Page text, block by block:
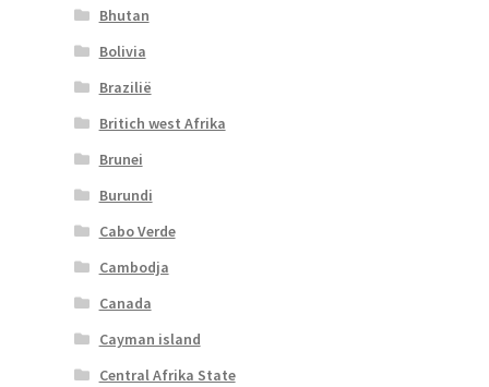
Bhutan
Bolivia
Brazilië
Britich west Afrika
Brunei
Burundi
Cabo Verde
Cambodja
Canada
Cayman island
Central Afrika State